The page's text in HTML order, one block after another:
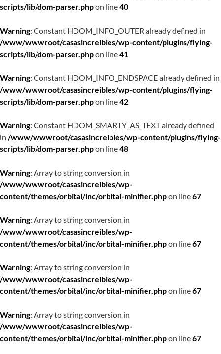
scripts/lib/dom-parser.phpon line40
Warning: Constant HDOM_INFO_OUTER already defined in
/www/wwwroot/casasincreibles/wp-content/plugins/flying-
scripts/lib/dom-parser.phpon line41
Warning: Constant HDOM_INFO_ENDSPACE already defined in
/www/wwwroot/casasincreibles/wp-content/plugins/flying-
scripts/lib/dom-parser.phpon line42
Warning: Constant HDOM_SMARTY_AS_TEXT already defined
in /www/wwwroot/casasincreibles/wp-content/plugins/flying-
scripts/lib/dom-parser.phpon line48
Warning: Array to string conversion in
/www/wwwroot/casasincreibles/wp-
content/themes/orbital/inc/orbital-minifier.phpon line67
Warning: Array to string conversion in
/www/wwwroot/casasincreibles/wp-
content/themes/orbital/inc/orbital-minifier.phpon line67
Warning: Array to string conversion in
/www/wwwroot/casasincreibles/wp-
content/themes/orbital/inc/orbital-minifier.phpon line67
Warning: Array to string conversion in
/www/wwwroot/casasincreibles/wp-
content/themes/orbital/inc/orbital-minifier.phpon line67